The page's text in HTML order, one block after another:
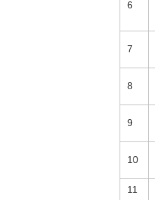
6
7
8
9
10
11